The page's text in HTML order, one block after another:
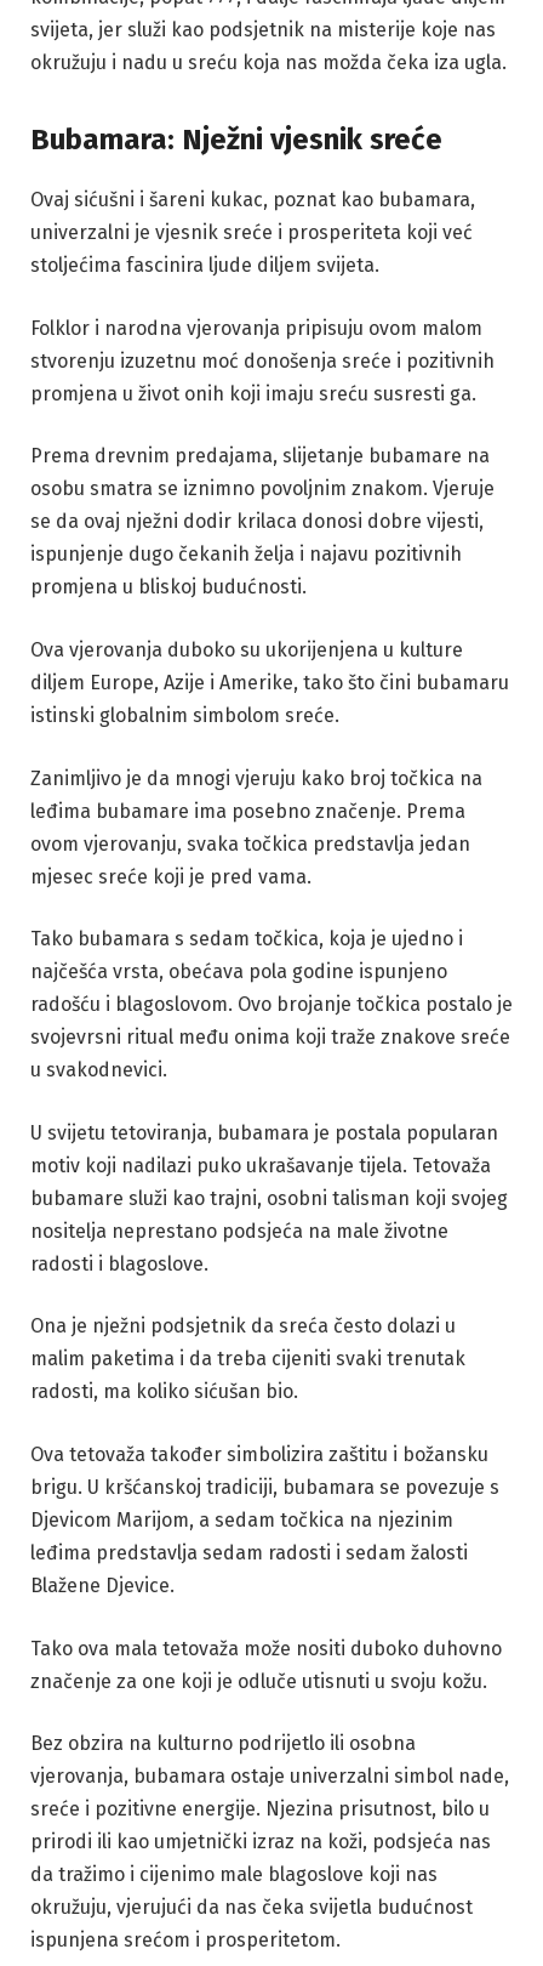
svijeta, jer služi kao podsjetnik na misterije koje nas
okružuju i nadu u sreću koja nas možda čeka iza ugla.
Bubamara: Nježni vjesnik sreće
Ovaj sićušni i šareni kukac, poznat kao bubamara,
univerzalni je vjesnik sreće i prosperiteta koji već
stoljećima fascinira ljude diljem svijeta.
Folklor i narodna vjerovanja pripisuju ovom malom
stvorenju izuzetnu moć donošenja sreće i pozitivnih
promjena u život onih koji imaju sreću susresti ga.
Prema drevnim predajama, slijetanje bubamare na
osobu smatra se iznimno povoljnim znakom. Vjeruje
se da ovaj nježni dodir krilaca donosi dobre vijesti,
ispunjenje dugo čekanih želja i najavu pozitivnih
promjena u bliskoj budućnosti.
Ova vjerovanja duboko su ukorijenjena u kulture
diljem Europe, Azije i Amerike, tako što čini bubamaru
istinski globalnim simbolom sreće.
Zanimljivo je da mnogi vjeruju kako broj točkica na
leđima bubamare ima posebno značenje. Prema
ovom vjerovanju, svaka točkica predstavlja jedan
mjesec sreće koji je pred vama.
Tako bubamara s sedam točkica, koja je ujedno i
najčešća vrsta, obećava pola godine ispunjeno
radošću i blagoslovom. Ovo brojanje točkica postalo je
svojevrsni ritual među onima koji traže znakove sreće
u svakodnevici.
U svijetu tetoviranja, bubamara je postala popularan
motiv koji nadilazi puko ukrašavanje tijela. Tetovaža
bubamare služi kao trajni, osobni talisman koji svojeg
nositelja neprestano podsjeća na male životne
radosti i blagoslove.
Ona je nježni podsjetnik da sreća često dolazi u
malim paketima i da treba cijeniti svaki trenutak
radosti, ma koliko sićušan bio.
Ova tetovaža također simbolizira zaštitu i božansku
brigu. U kršćanskoj tradiciji, bubamara se povezuje s
Djevicom Marijom, a sedam točkica na njezinim
leđima predstavlja sedam radosti i sedam žalosti
Blažene Djevice.
Tako ova mala tetovaža može nositi duboko duhovno
značenje za one koji je odluče utisnuti u svoju kožu.
Bez obzira na kulturno podrijetlo ili osobna
vjerovanja, bubamara ostaje univerzalni simbol nade,
sreće i pozitivne energije. Njezina prisutnost, bilo u
prirodi ili kao umjetnički izraz na koži, podsjeća nas
da tražimo i cijenimo male blagoslove koji nas
okružuju, vjerujući da nas čeka svijetla budućnost
ispunjena srećom i prosperitetom.